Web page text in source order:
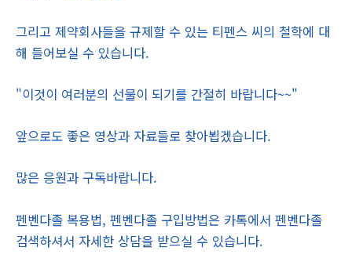
그리고 제약회사들을 규제할 수 있는 티펜스 씨의 철학에 대
해 들어보실 수 있습니다.
"이것이 여러분의 선물이 되기를 간절히 바랍니다~~"
앞으로도 좋은 영상과 자료들로 찾아뵙겠습니다.
많은 응원과 구독바랍니다.
펜벤다졸 복용법, 펜벤다졸 구입방법은 카톡에서 펜벤다졸
검색하셔서 자세한 상담을 받으실 수 있습니다.